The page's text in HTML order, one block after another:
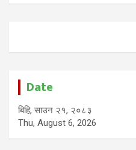
Date
बिहि, साउन २१, २०८३
Thu, August 6, 2026